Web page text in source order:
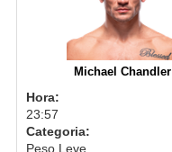
Michael Chandler
Hora:
23:57
Categoria:
Peso Leve